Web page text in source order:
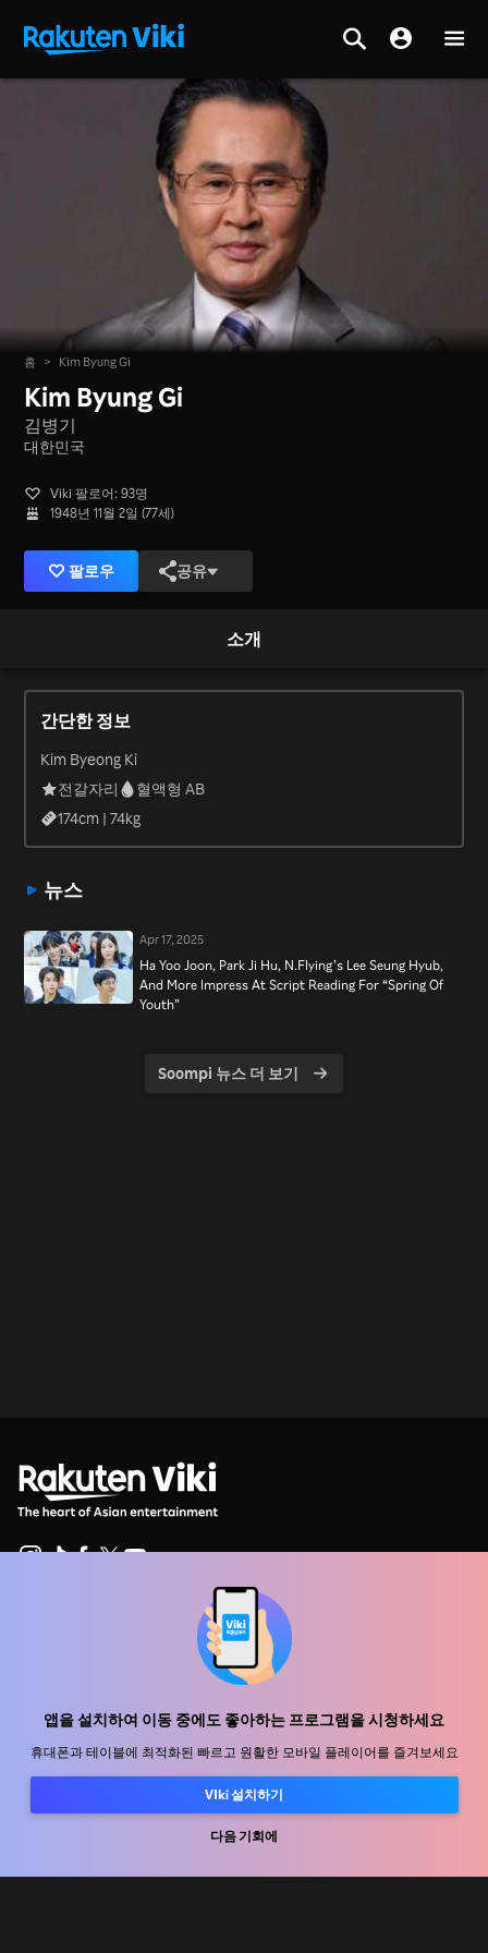
앱을 설치하여 이동 중에도 좋아하는 프로그램을 시청하세요
휴대폰과 테이블에 최적화된 빠르고 원활한 모바일 플레이어를 즐겨보세요
VIki 설치하기
다음 기회에
홈 > Kim Byung Gi
Kim Byung Gi
김병기
대한민국
Viki 팔로어: 93명
1948년 11월 2일 (77세)
팔로우 공유
소개
간단한 정보
Kim Byeong Ki
전갈자리
혈액형 AB
174cm |74kg
뉴스
Apr 17, 2025
Ha Yoo Joon, Park Ji Hu, N.Flying’s Lee Seung Hyub,
And More Impress At Script Reading For “Spring Of
Youth”
Soompi 뉴스 더 보기
유통 파트너
광고사
미디어 센터, 보도자료
개인정보처리방침